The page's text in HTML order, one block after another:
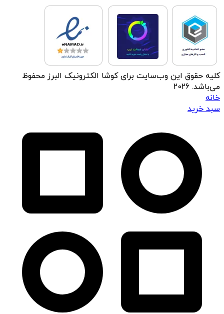
کلیه حقوق این وب‌سایت برای کوشا الکترونیک البرز محفوظ
می‌باشد. 2026
خانه
سبد خرید